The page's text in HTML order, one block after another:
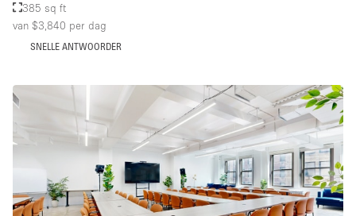
385 sq ft
van $3,840 per dag
SNELLE ANTWOORDER